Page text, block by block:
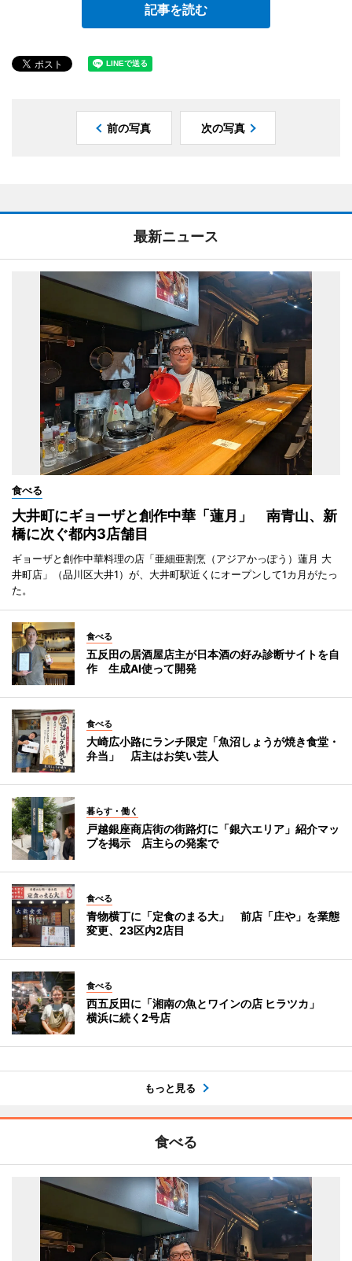
記事を読む
前の写真 次の写真
最新ニュース
食べる
大井町にギョーザと創作中華「蓮月」 南青山、新
橋に次ぐ都内3店舗目
ギョーザと創作中華料理の店「亜細亜割烹（アジアかっぽう）蓮月 大
井町店」（品川区大井1）が、大井町駅近くにオープンして1カ月がたっ
た。
食べる
五反田の居酒屋店主が日本酒の好み診断サイトを自
作 生成AI使って開発
食べる
大崎広小路にランチ限定「魚沼しょうが焼き食堂・
弁当」 店主はお笑い芸人
暮らす・働く
戸越銀座商店街の街路灯に「銀六エリア」紹介マッ
プを掲示 店主らの発案で
食べる
青物横丁に「定食のまる大」 前店「庄や」を業態
変更、23区内2店目
食べる
西五反田に「湘南の魚とワインの店 ヒラツカ」
横浜に続く2号店
もっと見る
食べる